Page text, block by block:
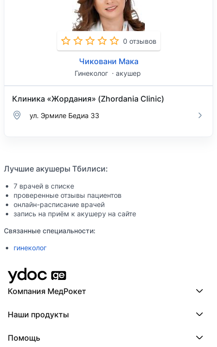
0 отзывов
Чиковани Мака
Гинеколог акушер
Клиника «Жордания» (Zhordania Clinic)
ул. Эрмиле Бедиа 33
Лучшие акушеры Тбилиси:
7 врачей в списке
проверенные отзывы пациентов
онлайн-расписание врачей
запись на приём к акушеру на сайте
Связанные специальности:
гинеколог
Компания МедРокет
О YDoc
Наши продукты
ПроТаблетки
Помощь